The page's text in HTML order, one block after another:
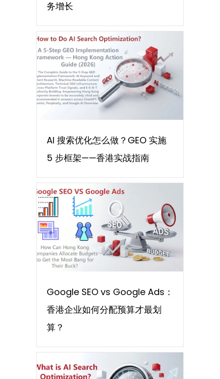
务增长
AI 搜索优化怎么做？GEO 实施
5 步框架——香港实战指南
Google SEO vs Google Ads：
香港企业如何分配预算才最划
算？